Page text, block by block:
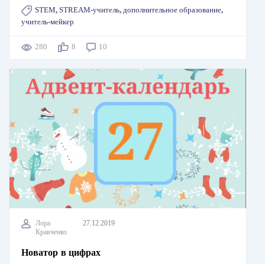
STEM, STREAM-учитель, дополнительное образование,
учитель-мейкер
280 8 10
Лора
Кравченко
27.12.2019
Новатор в цифрах